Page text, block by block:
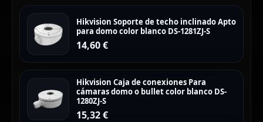
Hikvision Soporte de techo inclinado Apto
para domo color blanco DS-1281ZJ-S
14,60€
Hikvision Caja de conexiones Para
cámaras domo o bullet color blanco DS-
1280ZJ-S
15,32€